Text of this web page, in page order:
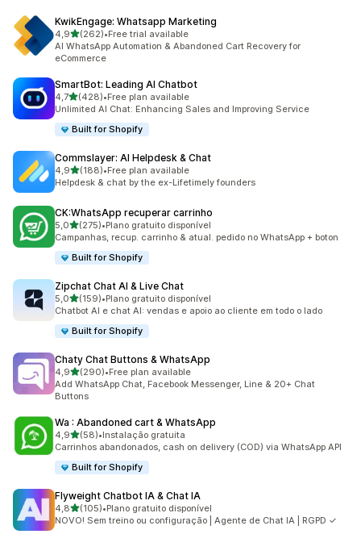
KwikEngage: Whatsapp Marketing
4,9de 5 estrelas
(262)
262 total de avaliações
•Free trial available
AI WhatsApp Automation & Abandoned Cart Recovery for
eCommerce
SmartBot: Leading AI Chatbot
4,7de 5 estrelas
(428)
428 total de avaliações
•Free plan available
Unlimited AI Chat: Enhancing Sales and Improving Service
Built for Shopify
Commslayer: AI Helpdesk & Chat
4,9de 5 estrelas
(188)
188 total de avaliações
•Free plan available
Helpdesk & chat by the ex-Lifetimely founders
CK:WhatsApp recuperar carrinho
5,0de 5 estrelas
(275)
275 total de avaliações
•Plano gratuito disponível
Campanhas, recup. carrinho & atual. pedido no WhatsApp + boton
Built for Shopify
Zipchat Chat AI & Live Chat
5,0de 5 estrelas
(159)
159 total de avaliações
•Plano gratuito disponível
Chatbot AI e chat AI: vendas e apoio ao cliente em todo o lado
Built for Shopify
Chaty Chat Buttons & WhatsApp
4,9de 5 estrelas
(290)
290 total de avaliações
•Free plan available
Add WhatsApp Chat, Facebook Messenger, Line & 20+ Chat
Buttons
Wa : Abandoned cart & WhatsApp
4,9de 5 estrelas
(58)
58 total de avaliações
•Instalação gratuita
Carrinhos abandonados, cash on delivery (COD) via WhatsApp API
Built for Shopify
Flyweight Chatbot IA & Chat IA
4,8de 5 estrelas
(105)
105 total de avaliações
•Plano gratuito disponível
NOVO! Sem treino ou configuração | Agente de Chat IA | RGPD ✓